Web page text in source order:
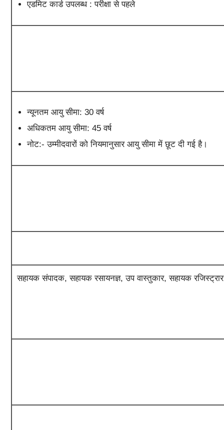
एडमिट कार्ड उपलब्ध : परीक्षा से पहले
न्यूनतम आयु सीमा: 30 वर्ष
अधिकतम आयु सीमा: 45 वर्ष
नोट:- उम्मीदवारों को नियमानुसार आयु सीमा में छूट दी गई है।
सहायक संपादक, सहायक रसायनज्ञ, उप वास्तुकार, सहायक